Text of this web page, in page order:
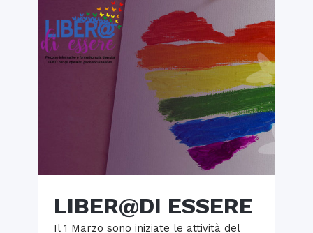
LIBER@DI ESSERE
Il 1 Marzo sono iniziate le attività del